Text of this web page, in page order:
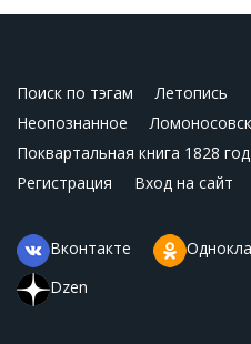
Поиск по тэгам Летопись
Неопознанное
Поквартальная книга 1828 год
Регистрация
Вход на сайт
Вконтакте
Dzen